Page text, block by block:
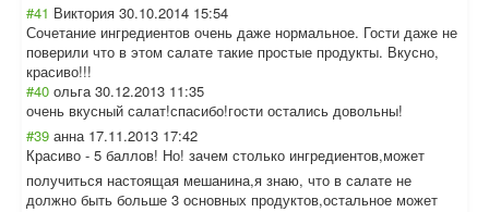
#41 Виктория 30.10.2014 15:54
Сочетание ингредиентов очень даже нормальное. Гости даже не
поверили что в этом салате такие простые продукты. Вкусно,
красиво!!!
#40 ольга 30.12.2013 11:35
очень вкусный салат!спасибо!гости остались довольны!
#39 анна 17.11.2013 17:42
Красиво - 5 баллов! Но! зачем столько ингредиентов,может
получиться настоящая мешанина,я знаю, что в салате не
должно быть больше 3 основных продуктов,остальное может